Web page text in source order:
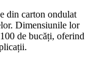
din carton ondulat
Dimensiunile lor
de bucăți, oferind